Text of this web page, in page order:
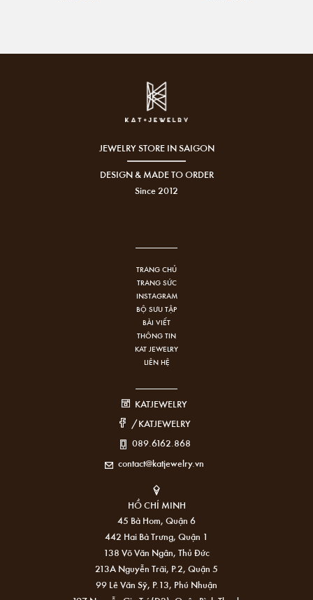
JEWELRY STORE IN SAIGON
DESIGN & MADE TO ORDER
Since 2012
TRANG CHỦ
TRANG SỨC
INSTAGRAM
BỘ SƯU TẬP
BÀI VIẾT
THÔNG TIN
KAT JEWELRY
LIÊN HỆ
KATJEWELRY
/KATJEWELRY
089.6162.868
contact@katjewelry.vn
HỒ CHÍ MINH
45 Bà Hom, Quận 6
442 Hai Bà Trưng, Quận 1
138 Võ Văn Ngân, Thủ Đức
213A Nguyễn Trãi, P.2, Quận 5
99 Lê Văn Sỹ, P.13, Phú Nhuận